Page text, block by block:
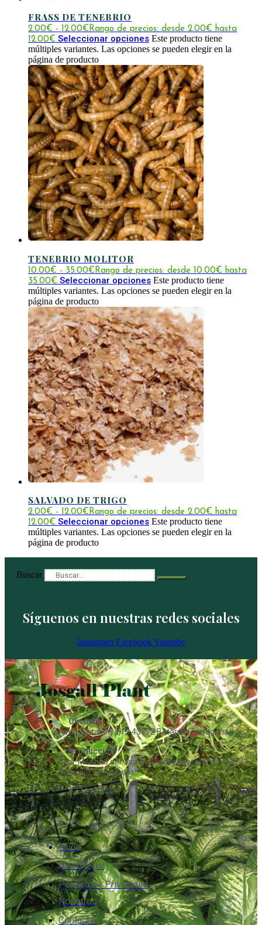
FRASS DE TENEBRIO
2.00€ - 12.00€Rango de precios: desde 2.00€ hasta
12.00€ Seleccionar opciones Este producto tiene
múltiples variantes. Las opciones se pueden elegir en la
página de producto
TENEBRIO MOLITOR
10.00€ - 35.00€ Rango de precios: desde 10.00€ hasta
35.00€ Seleccionar opciones Este producto tiene
múltiples variantes. Las opciones se pueden elegir en la
página de producto
SALVADO DE TRIGO
2.00€ - 12.00€ Rango de precios: desde 2.00€ hasta
12.00€ Seleccionar opciones Este producto tiene
múltiples variantes. Las opciones se pueden elegir en la
página de producto
Buscar
Síguenos en nuestras redes sociales
Instagram FacebookYoutube
Oficinas
Avda. Catalunya,13 43772 Botarell (Tarragona)
Producción
Ctra. Monbrió del Camp - Riudecanyes, Km. 1 43772
Botarell (Tarragona)
977 826 345
Envío
Aviso legal
Política de Privacidad
Nosotros
Contacta